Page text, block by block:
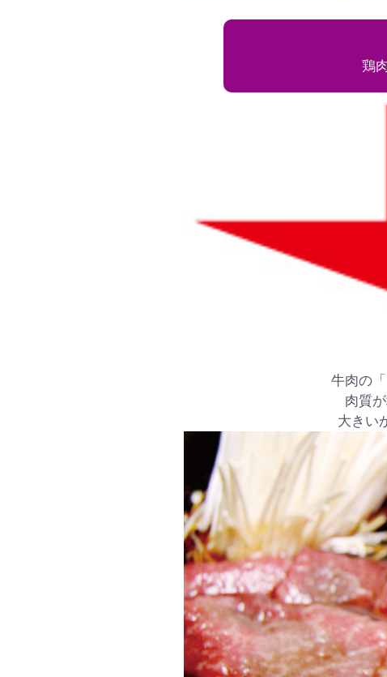
鶏
牛肉の
肉質
大きい